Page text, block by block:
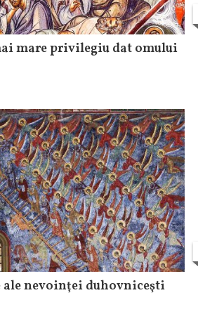
mare privilegiu dat omului
ale nevoinţei duhovniceşti